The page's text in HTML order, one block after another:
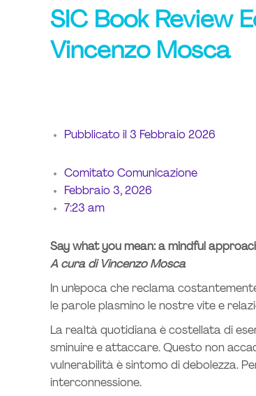
SIC Book Review
Vincenzo Mosca
Pubblicato il 3 Febbraio 2026
Comitato Comunicazione
Febbraio 3, 2026
7:23 am
Say what you mean: a mindful
A cura di Vincenzo Mosca
In un’epoca che reclama
le parole plasmino le nostre vite e
La realtà quotidiana è costellata di
sminuire e attaccare. Questo non
vulnerabilità è sintomo di debolezza.
interconnessione.